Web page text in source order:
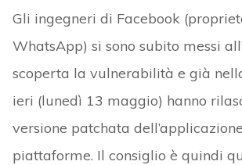
Gli ingegneri di Facebook
WhatsApp) si sono subito messi
scoperta la vulnerabilità e già
ieri (lunedì 13 maggio) hanno
versione patchata
piattaforme. Il consiglio è quindi